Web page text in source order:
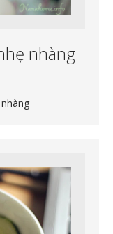
nhàng